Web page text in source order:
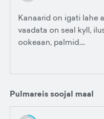
Kanaarid on igati lahe
vaadata on seal kyll,
ookeaan, palmid....
Pulmareis soojal maal